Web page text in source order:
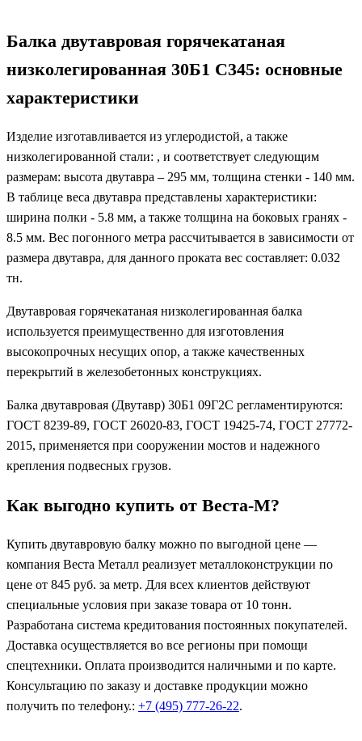
Балка двутавровая горячекатаная
низколегированная 30Б1 С345: основные
характеристики
Изделие изготавливается из углеродистой, а также
низколегированной стали: , и соответствует следующим
размерам: высота двутавра – 295 мм, толщина стенки - 140 мм.
В таблице веса двутавра представлены характеристики:
ширина полки - 5.8 мм, а также толщина на боковых гранях -
8.5 мм. Вес погонного метра рассчитывается в зависимости от
размера двутавра, для данного проката вес составляет: 0.032
тн.
Двутавровая горячекатаная низколегированная балка
используется преимущественно для изготовления
высокопрочных несущих опор, а также качественных
перекрытий в железобетонных конструкциях.
Балка двутавровая (Двутавр) 30Б1 09Г2С регламентируются:
ГОСТ 8239-89, ГОСТ 26020-83, ГОСТ 19425-74, ГОСТ 27772-
2015, применяется при сооружении мостов и надежного
крепления подвесных грузов.
Как выгодно купить от Веста-М?
Купить двутавровую балку можно по выгодной цене —
компания Веста Металл реализует металлоконструкции по
цене от 845 руб. за метр. Для всех клиентов действуют
специальные условия при заказе товара от 10 тонн.
Разработана система кредитования постоянных покупателей.
Доставка осуществляется во все регионы при помощи
спецтехники. Оплата производится наличными и по карте.
Консультацию по заказу и доставке продукции можно
получить по телефону.: +7 (495) 777-26-22.